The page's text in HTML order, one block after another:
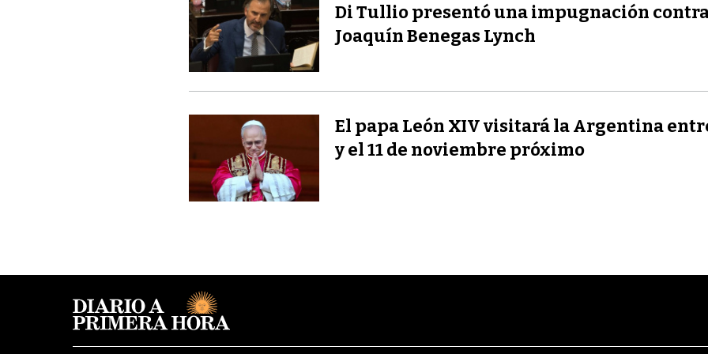
Di Tullio presentó una impugnación
Joaquín Benegas Lynch
El papa León XIV visitará la Argentina
y el 11 de noviembre próximo